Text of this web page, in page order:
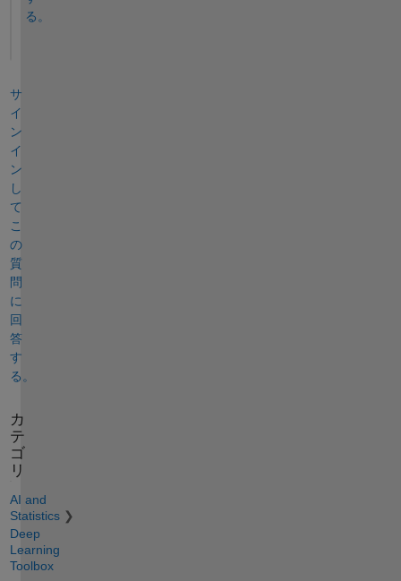
る。
サ
イ
ン
イ
ン
し
て
こ
の
質
問
に
回
答
す
る。
カ
テ
ゴ
リ
AI and
Statistics
Deep
Learning
Toolbox